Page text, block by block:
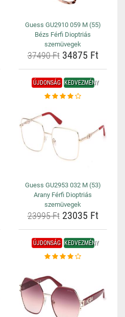
Guess GU2910 059 M (55)
Bézs Férfi Dioptriás
szemüvegek
37490 Ft34875 Ft
ÚJDONSÁG KEDVEZMÉNY
Guess GU2953 032 M (53)
Arany Férfi Dioptriás
szemüvegek
23995 Ft23035 Ft
ÚJDONSÁG KEDVEZMÉNY